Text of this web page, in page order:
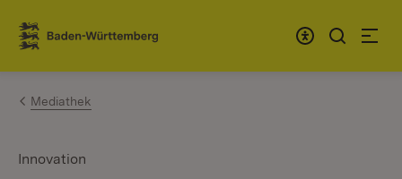
Zum Inhalt springen
Link zur Startseite
Mediathek
Innovation